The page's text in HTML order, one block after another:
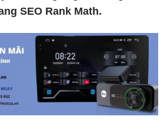
SEO Rank Math.